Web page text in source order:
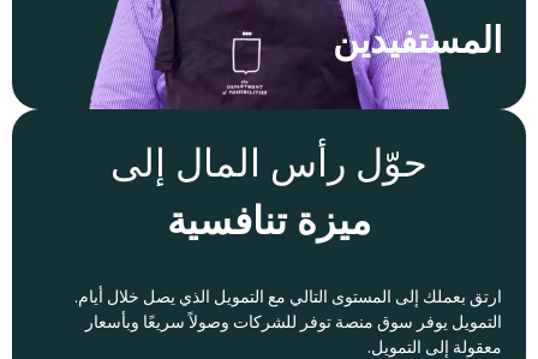
المستفيدين
حوّل رأس المال إلى
ميزة تنافسية
ارتق بعملك إلى المستوى التالي مع التمويل الذي يصل خلال أيام.
التمويل يوفر سوق منصة توفر للشركات وصولاً سريعًا وبأسعار
معقولة إلى التمويل.